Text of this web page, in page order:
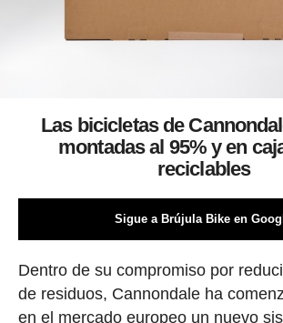
Las bicicletas de
montadas al 95% y en
reciclables
Sigue a Brújula Bike en
Dentro de su compromiso por
de residuos, Cannondale ha
en el mercado europeo un nuevo